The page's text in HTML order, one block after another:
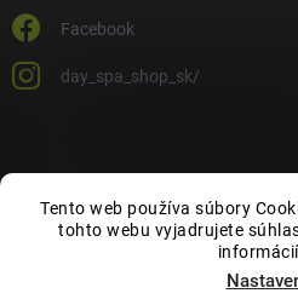
Tento web používa súbory
tohto webu vyjadrujete
informácií
Facebook
day_spa_shop_sk/